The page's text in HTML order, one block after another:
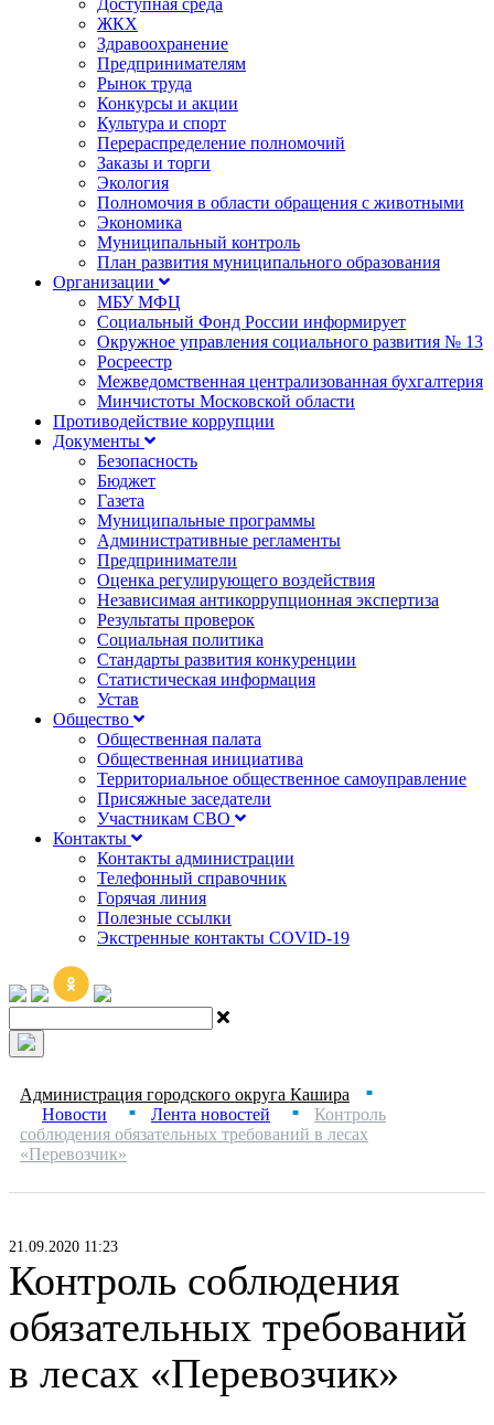
Доступная среда
ЖКХ
Здравоохранение
Предпринимателям
Рынок труда
Конкурсы и акции
Культура и спорт
Перераспределение полномочий
Заказы и торги
Экология
Полномочия в области обращения с животными
Экономика
Муниципальный контроль
План развития муниципального образования
Организации
МБУ МФЦ
Социальный Фонд России информирует
Окружное управления социального развития № 13
Росреестр
Межведомственная централизованная бухгалтерия
Минчистоты Московской области
Противодействие коррупции
Документы
Безопасность
Бюджет
Газета
Муниципальные программы
Административные регламенты
Предприниматели
Оценка регулирующего воздействия
Независимая антикоррупционная экспертиза
Результаты проверок
Социальная политика
Стандарты развития конкуренции
Статистическая информация
Устав
Общество
Общественная палата
Общественная инициатива
Территориальное общественное самоуправление
Присяжные заседатели
Участникам СВО
Контакты
Контакты администрации
Телефонный справочник
Горячая линия
Полезные ссылки
Экстренные контакты COVID-19
Администрация городского округа Кашира ■
Новости ■ Лента новостей ■
Контроль
соблюдения обязательных требований в лесах
«Перевозчик»
21.09.2020 11:23
Контроль соблюдения
обязательных требований
в лесах «Перевозчик»